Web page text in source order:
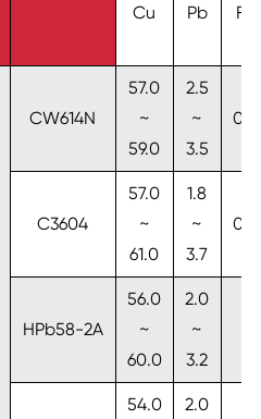
Cu Pb Fe
CW614N
57.0
~
59.0
2.5
~
3.5
0.3
C3604
57.0
~
61.0
1.8
~
3.7
0.5
HPb58-2A
56.0
~
60.0
2.0
~
3.2
54.0
2.0